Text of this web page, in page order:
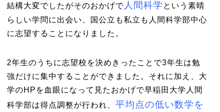
結構大変でしたがそのおかげで人間科学 という素晴
らしい学問に出会い、国公立も私立も人間科学部中心
に志望することになりました。
2年生のうちに志望校を決めきったことで3年生は勉
強だけに集中することができました。それに加え、大
学のHPを血眼になって見たおかげで早稲田大学人間
科学部は得点調整が行われ、 平均点の低い数学を